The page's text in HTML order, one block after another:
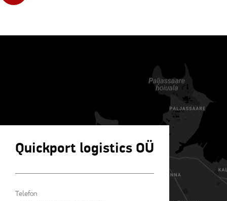
Quickport logistics OÜ
Telefon